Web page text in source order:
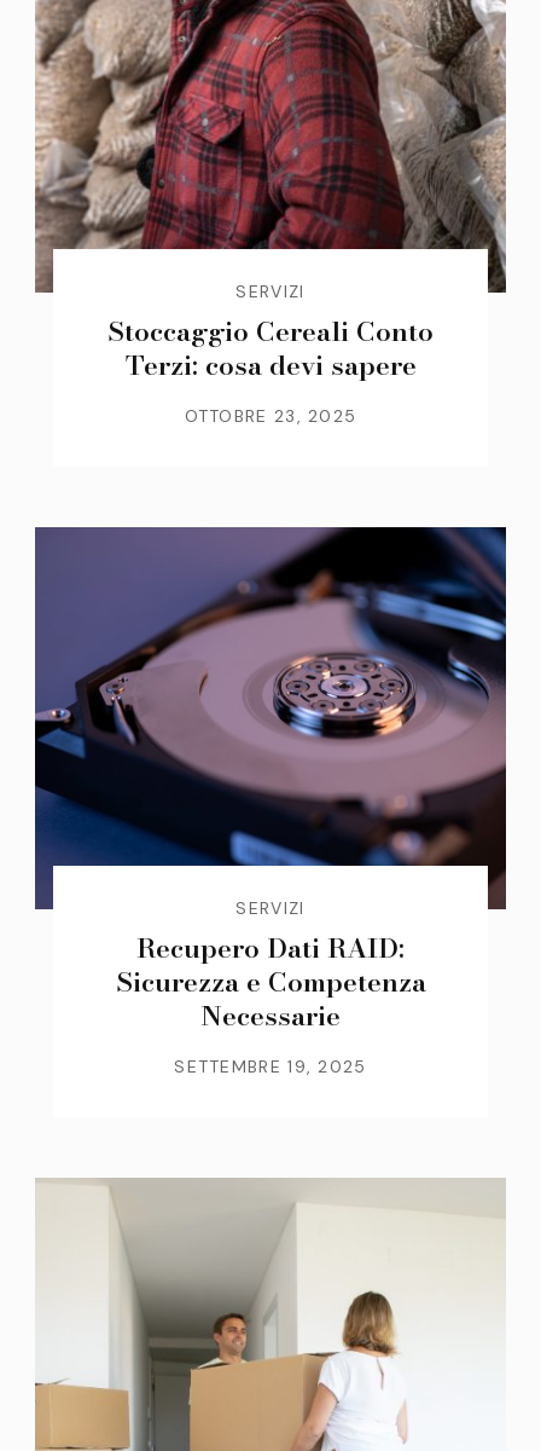
SERVIZI
Stoccaggio Cereali Conto
Terzi: cosa devi sapere
OTTOBRE 23, 2025
SERVIZI
Recupero Dati RAID:
Sicurezza e Competenza
Necessarie
SETTEMBRE 19, 2025